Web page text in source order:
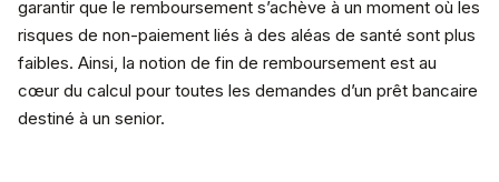
garantir que le remboursement s’achève à un moment où les
risques de non-paiement liés à des aléas de santé sont plus
faibles. Ainsi, la notion de fin de remboursement est au
cœur du calcul pour toutes les demandes d’un prêt bancaire
destiné à un senior.